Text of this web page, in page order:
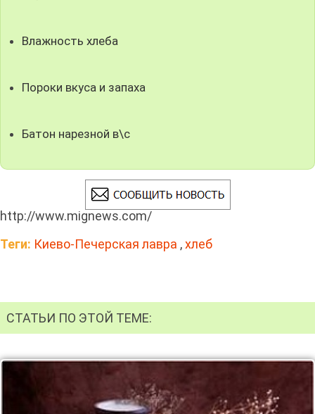
Влажность хлеба
Пороки вкуса и запаха
Батон нарезной в\с
http://www.mignews.com/
Теги: Киево-Печерская лавра ,хлеб
СТАТЬИ ПО ЭТОЙ ТЕМЕ: